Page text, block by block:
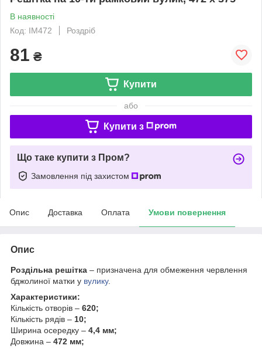
В наявності
Код: IM472
Роздріб
81 ₴
Купити
або
Купити з
Що таке купити з Пром?
Замовлення під захистом
Опис Доставка Оплата Умови повернення
Опис
Роздільна решітка – призначена для обмеження червлення
бджолиної матки у вулику.
Характеристики:
Кількість отворів – 620;
Кількість рядів – 10;
Ширина осередку – 4,4 мм;
Довжина – 472 мм;